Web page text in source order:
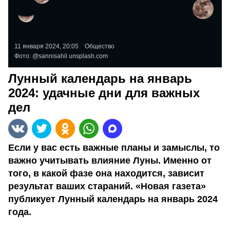
11 января 2024, 20:05
Общество
Фото: @sannisahil unsplash.com
Лунный календарь на январь
2024: удачные дни для важных
дел
Если у вас есть важные планы и замыслы, то
важно учитывать влияние Луны. Именно от
того, в какой фазе она находится, зависит
результат ваших стараний. «Новая газета»
публикует Лунный календарь на январь 2024
года.